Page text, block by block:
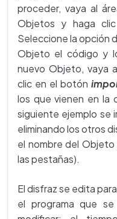
proceder, vaya al
Objetos y haga
Seleccione la opción
Objeto el código y
nuevo Objeto, vaya
clic en el botón
los que vienen en la
siguiente ejemplo se
eliminando los otros
el nombre del
las pestañas).
El disfraz se edita
el programa que